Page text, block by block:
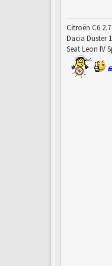
Citroën C6
Dacia Duster
Seat Leon IV